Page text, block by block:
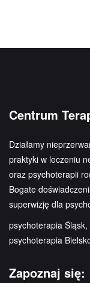
Centrum
Działamy
praktyki w leczeniu
oraz psychoterapii
Bogate
superwizję dla
psychoterapia
psychoterapia
Zapoznaj się: